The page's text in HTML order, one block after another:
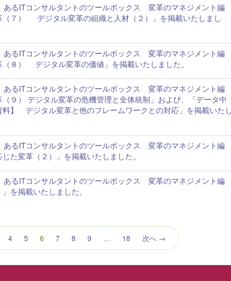
あるITコンサルタントのツールボックス 変革のマネジメント編
（７） デジタル変革の組織と人材（２）」を掲載いたしまし
あるITコンサルタントのツールボックス 変革のマネジメント編
８） デジタル変革の価値」を掲載いたしました。
あるITコンサルタントのツールボックス 変革のマネジメント編
９） デジタル変革の危機管理と全体統制」および、「データ中
】 デジタル変革と他のフレームワークとの対応」を掲載いたし
あるITコンサルタントのツールボックス 変革のマネジメント編
た変革（２）」を掲載いたしました。
あるITコンサルタントのツールボックス 変革のマネジメント編
を掲載いたしました。
4 5 6 （こ
の
ー
7 8 9 18 次へ →